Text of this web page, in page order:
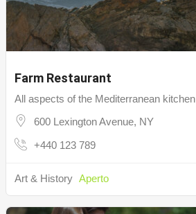
Farm Restaurant
All aspects of the Mediterranean kitchen
600 Lexington Avenue, NY
+440 123 789
Art & History Aperto